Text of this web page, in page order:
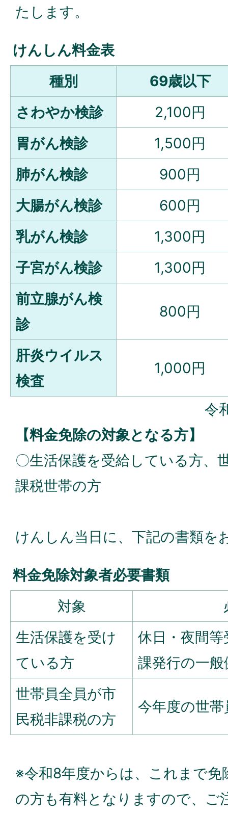
たします。
けんしん料金表
種別
69歳以下
さわやか検診
2,100円
胃がん検診
1,500円
肺がん検診
900円
大腸がん検診
600円
乳がん検診
1,300円
子宮がん検診
1,300円
前立腺がん検
診
800円
肝炎ウイルス
検査
1,000円
令
【料金免除の対象となる方】
〇生活保護を受給している方、
課税世帯の方
けんしん当日に、下記の書類を
料金免除対象者必要書類
対象
生活保護を受け
ている方
休日・夜間
課発行の一
世帯員全員が市
民税非課税の方
今年度の世
※令和8年度からは、これまで
の方も有料となりますので、ご